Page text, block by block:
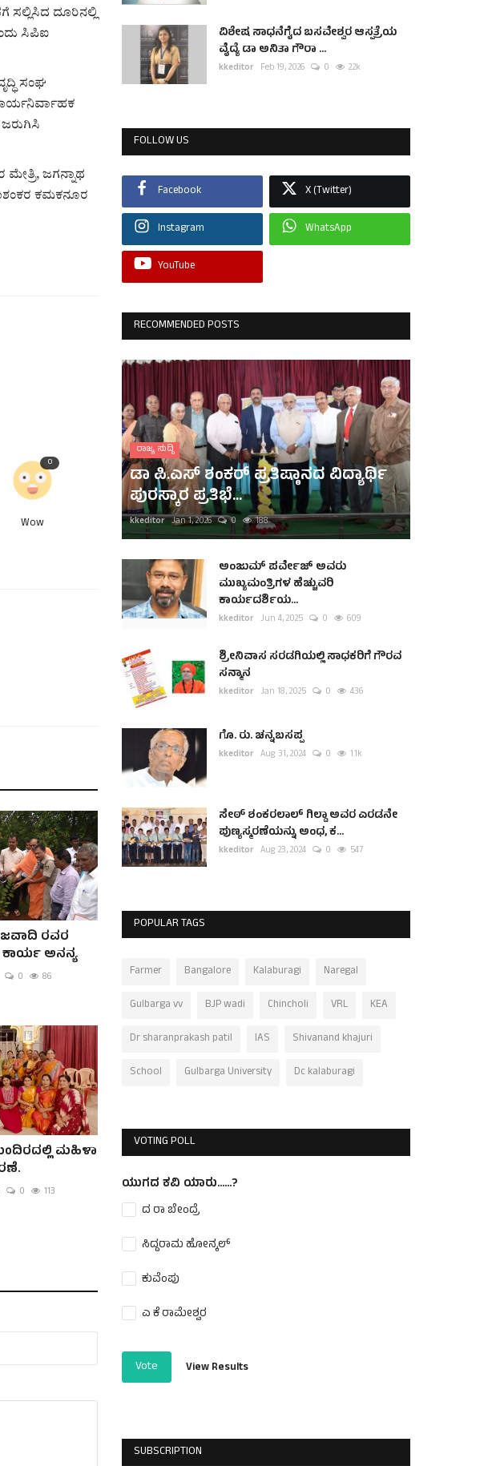
ಸಲ್ಲಿಸಿದ ದೂರಿನಲ್ಲಿ
ಸಿಪಿಐ
ಸಂಘ
ಜಗನ್ನಾಥ
ಕಮಕನೂರ
0
Wow
ರವರ
ಕಾರ್ಯ ಅನನ್ಯ
0 86
ಮಹಿಳಾ
0 113
ವಿಶೇಷ ಸಾಧನೆಗೈದ ಬಸವೇಶ್ವರ ಆಸ್ಪತ್ರೆಯ
ವೈದ್ಯೆ ಡಾ ಅನಿತಾ ಗೌರಾ ...
kkeditor Feb 19, 2026 0 2.2k
FOLLOW US
Facebook X (Twitter)
Instagram WhatsApp
YouTube
RECOMMENDED POSTS
ರಾಜ್ಯ ಸುದ್ದಿ
ಡಾ ಪಿ.ಎಸ್ ಶಂಕರ್ ಪ್ರತಿಷ್ಠಾನದ ವಿದ್ಯಾರ್ಥಿ
ಪುರಸ್ಕಾರ ಪ್ರತಿಭೆ...
kkeditor Jan 1, 2026 0 188
ಅಂಜುಮ್ ಪರ್ವೇಜ್ ಅವರು
ಮುಖ್ಯಮಂತ್ರಿಗಳ ಹೆಚ್ಚುವರಿ
ಕಾರ್ಯದರ್ಶಿಯ...
kkeditor Jun 4, 2025 0 609
ಶ್ರೀನಿವಾಸ ಸರಡಗಿಯಲ್ಲಿ ಸಾಧಕರಿಗೆ ಗೌರವ
ಸನ್ಮಾನ
kkeditor Jan 18, 2025 0 436
ಗೊ. ರು. ಚನ್ನಬಸಪ್ಪ
kkeditor Aug 31, 2024 0 1.1k
ಸೇಠ್ ಶಂಕರಲಾಲ್ ಗಿಲ್ಡಾ ಅವರ ಎರಡನೇ
ಪುಣ್ಯಸ್ಮರಣೆಯನ್ನು ಅಂಧ, ಕ...
kkeditor Aug 23, 2024 0 547
POPULAR TAGS
Farmer Bangalore Kalaburagi
Naregal
Gulbarga vv
BJP wadi Chincholi VRL
KEA
Dr sharanprakash patil
IAS
Shivanand khajuri
School
Gulbarga University Dc kalaburagi
VOTING POLL
ಯುಗದ ಕವಿ ಯಾರು......?
ದ ರಾ ಬೇಂದ್ರೆ
ಸಿದ್ದರಾಮ ಹೋನ್ಕಲ್
ಕುವೆಂಪು
ಎ ಕೆ ರಾಮೇಶ್ವರ
Vote View Results
SUBSCRIPTION